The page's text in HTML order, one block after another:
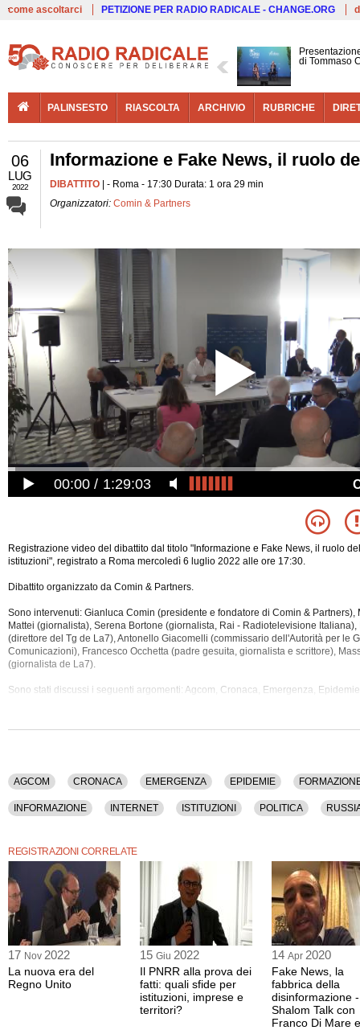
come ascoltarci PETIZIONE PER RADIO RADICALE - CHANGE.ORG
di Tommaso
PALINSESTO RIASCOLTA ARCHIVIO RUBRICHE
06
LUG
2022
Informazione e Fake News, il ruolo
DIBATTITO | - Roma - 17:30 Durata: 1 ora 29 min
Organizzatori: Comin & Partners
00:00 1:29:03
Registrazione video del dibattito dal titolo "Informazione e Fake News, il ruolo
istituzioni", registrato a Roma mercoledì 6 luglio 2022 alle ore 17:30.
Dibattito organizzato da Comin & Partners.
Sono intervenuti: Gianluca Comin (presidente e fondatore di Comin & Partners),
Mattei (giornalista), Serena Bortone (giornalista, Rai - Radiotelevisione
(direttore del Tg de La7), Antonello Giacomelli (commissario dell'Autorità per le
Comunicazioni), Francesco Occhetta (padre gesuita, giornalista e scrittore),
(giornalista de La7).
Sono stati discussi i seguenti argomenti: Agcom, Cronaca, Emergenza,
AGCOM
CRONACA EMERGENZA EPIDEMIE
INFORMAZIONE INTERNET ISTITUZIONI POLITICA
REGISTRAZIONI CORRELATE
17 Nov 2022
La nuova era del
Regno Unito
15 Giu 2022
Il PNRR alla prova dei
fatti: quali sfide per
istituzioni, imprese e
territori?
14 Apr 2020
Fake News, la
fabbrica della
disinformazione -
Shalom Talk con
Franco Di Mare e